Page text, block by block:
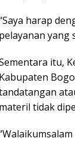
harap
pelayanan yang
itu,
Kabupaten
materil tidak